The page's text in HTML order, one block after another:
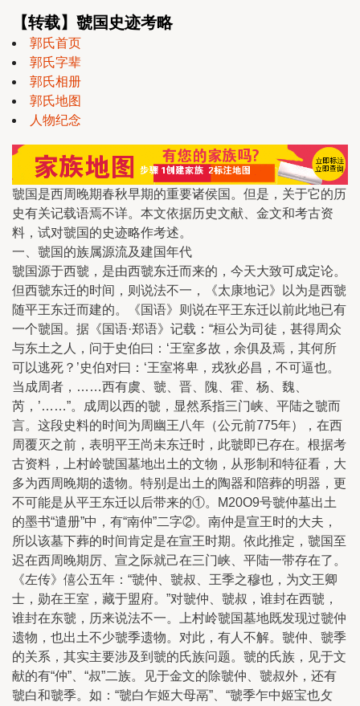
【转载】虢国史迹考略
郭氏首页
郭氏字辈
郭氏相册
郭氏地图
人物纪念
虢国是西周晚期春秋早期的重要诸侯国。但是，关于它的历
史有关记载语焉不详。本文依据历史文献、金文和考古资
料，试对虢国的史迹略作考述。
一、虢国的族属源流及建国年代
虢国源于西虢，是由西虢东迁而来的，今天大致可成定论。
但西虢东迁的时间，则说法不一，《太康地记》以为是西虢
随平王东迁而建的。《国语》则说在平王东迁以前此地已有
一个虢国。据《国语·郑语》记载：“桓公为司徒，甚得周众
与东土之人，问于史伯曰：‘王室多故，余俱及焉，其何所
可以逃死？’史伯对曰：‘王室将卑，戎狄必昌，不可逼也。
当成周者，……西有虞、虢、晋、隗、霍、杨、魏、
芮，’……”。成周以西的虢，显然系指三门峡、平陆之虢而
言。这段史料的时间为周幽王八年（公元前775年），在西
周覆灭之前，表明平王尚未东迁时，此虢即已存在。根据考
古资料，上村岭虢国墓地出土的文物，从形制和特征看，大
多为西周晚期的遗物。特别是出土的陶器和陪葬的明器，更
不可能是从平王东迁以后带来的①。M20O9号虢仲墓出土
的墨书“遣册”中，有“南仲”二字②。南仲是宣王时的大夫，
所以该墓下葬的时间肯定是在宣王时期。依此推定，虢国至
迟在西周晚期厉、宣之际就己在三门峡、平陆一带存在了。
《左传》僖公五年：“虢仲、虢叔、王季之穆也，为文王卿
士，勋在王室，藏于盟府。”对虢仲、虢叔，谁封在西虢，
谁封在东虢，历来说法不一。上村岭虢国墓地既发现过虢仲
遗物，也出土不少虢季遗物。对此，有人不解。虢仲、虢季
的关系，其实主要涉及到虢的氏族问题。虢的氏族，见于文
献的有“仲”、“叔”二族。见于金文的除虢仲、虢叔外，还有
虢白和虢季。如：“虢白乍姬大母鬲”、“虢季乍中姬宝也攵